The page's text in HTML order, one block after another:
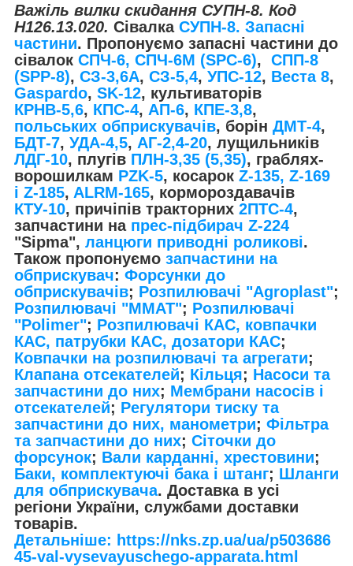
Важіль вилки скидання СУПН-8. Код
Н126.13.020. Сівалка СУПН-8. Запасні
частини. Пропонуємо запасні частини до
сівалок СПЧ-6, СПЧ-6М (SPС-6), СПП-8
(SPP-8), СЗ-3,6А, СЗ-5,4, УПС-12, Веста 8,
Gaspardo, SK-12, культиваторів
КРНВ-5,6, КПС-4, АП-6, КПЕ-3,8,
польських обприскувачів, борін ДМТ-4,
БДТ-7, УДА-4,5, АГ-2,4-20, лущильників
ЛДГ-10, плугів ПЛН-3,35 (5,35), граблях-
ворошилкам PZK-5, косарок Z-135, Z-169
і Z-185, ALRM-165, кормороздавачів
КТУ-10, причіпів тракторних 2ПТС-4,
запчастини на прес-підбирач Z-224
"Sipma", ланцюги приводні роликові.
Також пропонуємо запчастини на
обприскувач: Форсунки до
обприскувачів; Розпилювачі "Agroplast";
Розпилювачі "MMAT"; Розпилювачі
"Polimer"; Розпилювачі КАС, ковпачки
КАС, патрубки КАС, дозатори КАС;
Ковпачки на розпилювачі та агрегати;
Клапана отсекателей; Кільця; Насоси та
запчастини до них; Мембрани насосів і
отсекателей; Регулятори тиску та
запчастини до них, манометри; Фільтра
та запчастини до них; Сіточки до
форсунок; Вали карданні, хрестовини;
Баки, комплектуючі бака і штанг; Шланги
для обприскувача. Доставка в усі
регіони України, службами доставки
товарів.
Детальніше: https://nks.zp.ua/ua/p503686
45-val-vysevayuschego-apparata.html